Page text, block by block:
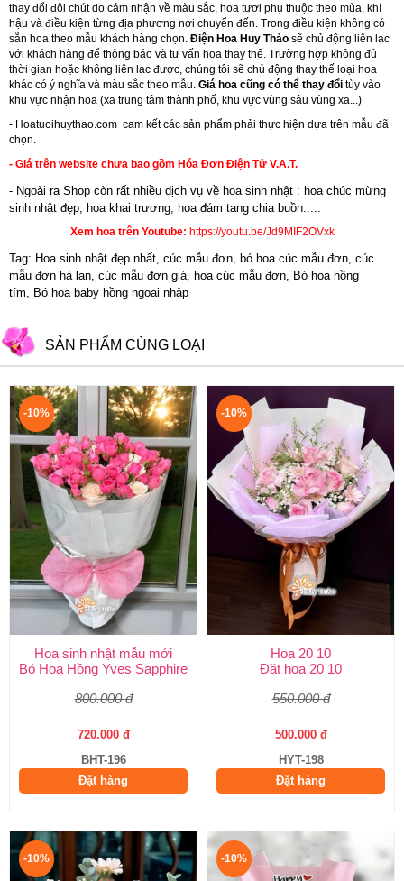
thay đổi đôi chút do cảm nhận về màu sắc, hoa tươi phụ thuộc theo mùa, khí
hậu và điều kiện từng địa phương nơi chuyển đến. Trong điều kiện không có
sẵn hoa theo mẫu khách hàng chọn. Điện Hoa Huy Thảo sẽ chủ động liên lạc
với khách hàng để thông báo và tư vấn hoa thay thế. Trường hợp không đủ
thời gian hoặc không liên lạc được, chúng tôi sẽ chủ động thay thế loại hoa
khác có ý nghĩa và màu sắc theo mẫu. Giá hoa cũng có thể thay đổi tùy vào
khu vực nhận hoa (xa trung tâm thành phố, khu vực vùng sâu vùng xa...)
- Hoatuoihuythao.com cam kết các sản phẩm phải thực hiện dựa trên mẫu đã
chọn.
- Giá trên website chưa bao gồm Hóa Đơn Điện Tử V.A.T.
- Ngoài ra Shop còn rất nhiều dịch vụ về hoa sinh nhật : hoa chúc mừng
sinh nhật đẹp,
hoa khai trương hoa đám tang chia buồn.....
Xem hoa trên Youtube: https://youtu.be/Jd9MIF2OVxk
Tag: Hoa sinh nhật đẹp nhất, cúc mẫu đơn, bó hoa cúc mẫu đơn, cúc
mẫu đơn hà lan, cúc mẫu đơn giá, hoa cúc mẫu đơn, Bó hoa hồng
tím, Bó hoa baby hồng ngoại nhập
SẢN PHẨM CÙNG LOẠI
-10%
Hoa sinh nhật mẫu mới
Bó Hoa Hồng Yves Sapphire
800.000 đ
720.000 đ
BHT-196
Đặt hàng
-10%
Hoa 20 10
Đặt hoa 20 10
550.000 đ
500.000 đ
HYT-198
Đặt hàng
-10% -10%